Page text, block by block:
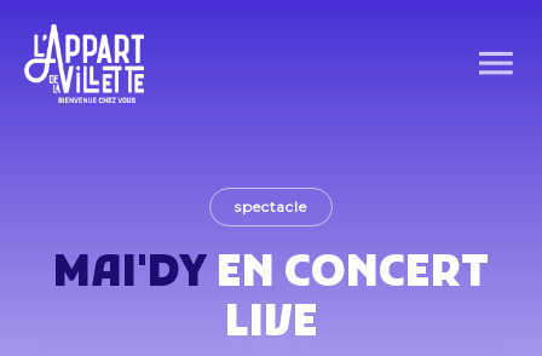
spectacle
MAI'DY EN CONCERT
LIVE